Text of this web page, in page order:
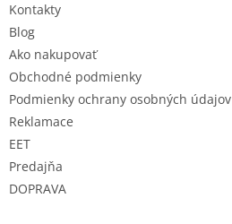
Kontakty
Blog
Ako nakupovať
Obchodné podmienky
Podmienky ochrany osobných údajov
Reklamace
EET
Predajňa
DOPRAVA